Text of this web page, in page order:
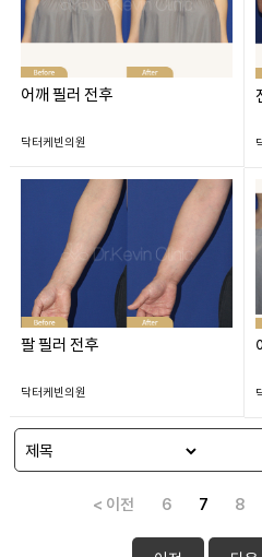
어깨 필러 전후
닥터케빈의원
팔 필러 전후
닥터케빈의원
< 이전 6 7 8